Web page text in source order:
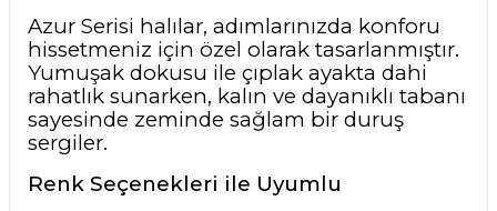
Azur Serisi halılar, adımlarınızda konforu
hissetmeniz için özel olarak tasarlanmıştır.
Yumuşak dokusu ile çıplak ayakta dahi
rahatlık sunarken, kalın ve dayanıklı tabanı
sayesinde zeminde sağlam bir duruş
sergiler.
Renk Seçenekleri ile Uyumlu